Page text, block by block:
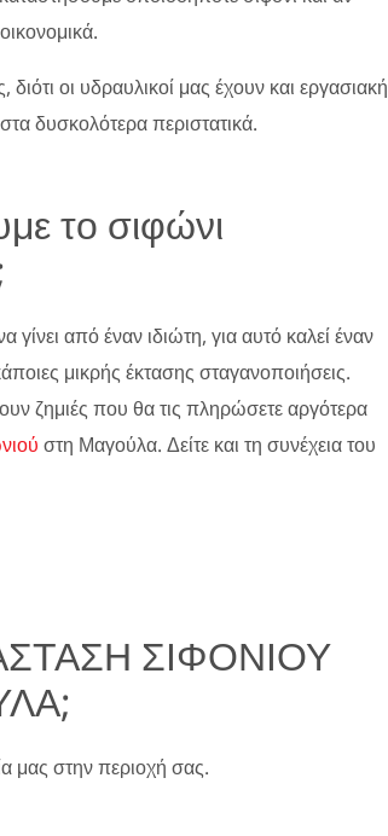
οι υδραυλικοί μας έχουν και εργασιακή
δυσκολότερα περιστατικά.
το σιφώνι
γίνει από έναν ιδιώτη, για αυτό καλεί έναν
μικρής έκτασης σταγανοποιήσεις.
ζημιές που θα τις πληρώσετε αργότερα
στη Μαγούλα. Δείτε και τη συνέχεια του
ΣΙΦΟΝΙΟΥ
μας στην περιοχή σας.